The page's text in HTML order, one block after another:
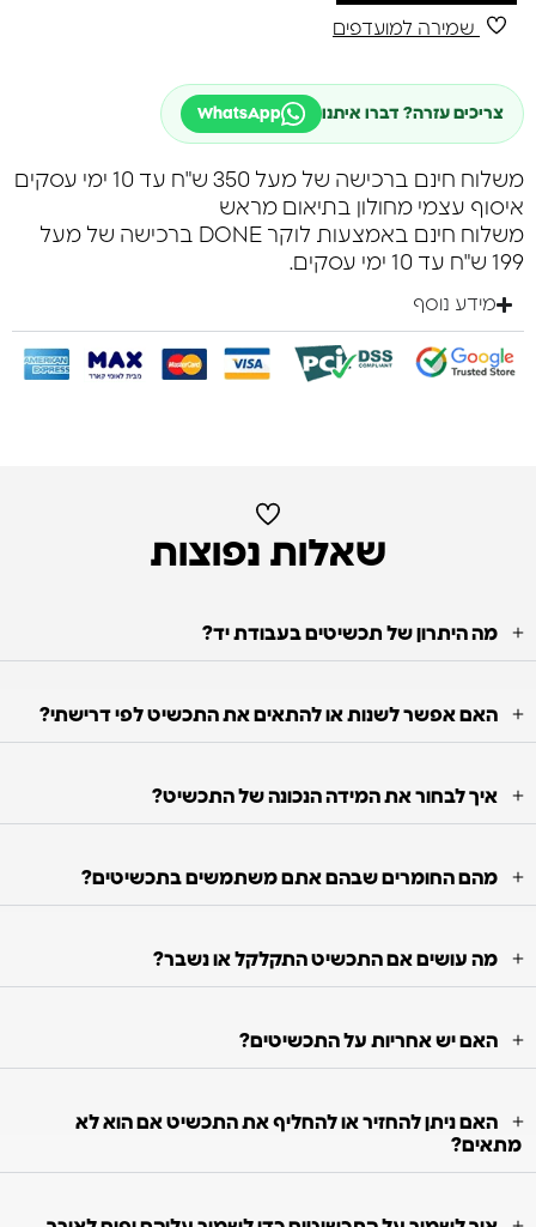
שמירה למועדפים
צריכים עזרה? דברו איתנו WhatsApp
משלוח חינם ברכישה של מעל 350 ש"ח עד 10 ימי עסקים
איסוף עצמי מחולון בתיאום מראש
משלוח חינם באמצעות לוקר DONE ברכישה של מעל
199 ש"ח עד 10 ימי עסקים.
מידע נוסף
שאלות נפוצות
מה היתרון של תכשיטים בעבודת יד?
האם אפשר לשנות או להתאים את התכשיט לפי דרישתי?
איך לבחור את המידה הנכונה של התכשיט?
מהם החומרים שבהם אתם משתמשים בתכשיטים?
מה עושים אם התכשיט התקלקל או נשבר?
האם יש אחריות על התכשיטים?
האם ניתן להחזיר או להחליף את התכשיט אם הוא לא
מתאים?